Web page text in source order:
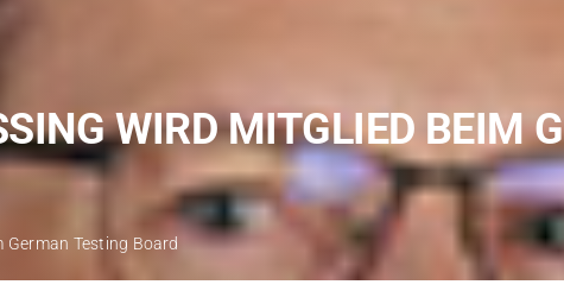
Stellenangebote
News
Veranstaltungen
WIRD MITGLIED BEIM
German Testing Board